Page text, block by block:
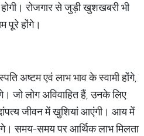
होगी। रोजगार से जुड़ी खुशखबरी भी
पूरे होंगे।
अष्टम एवं लाभ भाव के स्वामी होंगे,
जो लोग अविवाहित हैं, उनके लिए
जीवन में खुशियां आएंगी। आय में
समय-समय पर आर्थिक लाभ मिलता